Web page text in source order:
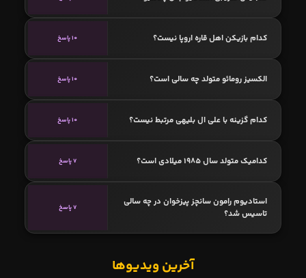
کدام بازیکن اهل قاره اروپا نیست؟ 10 پاسخ
الکسیز رومائو متولد چه سالی است؟ 10 پاسخ
کدام گزینه با علی ال بلیهی مرتبط نیست؟ 10 پاسخ
کدامیک متولد سال 1985 میلادی است؟ 7 پاسخ
استادیوم رامون سانچز پیزخوان در چه سالی
تاسیس شد؟
7 پاسخ
آخرین ویدیوها